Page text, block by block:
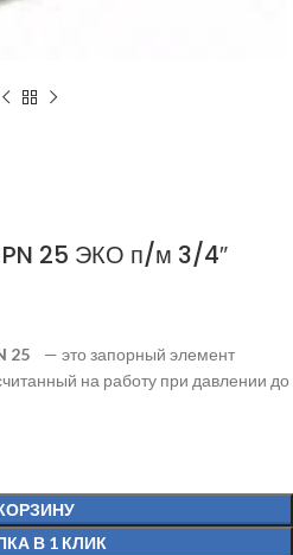
PN 25 ЭКО п/м 3/4″
25
— это запорный элемент
на работу при давлении до
В 1 КЛИК